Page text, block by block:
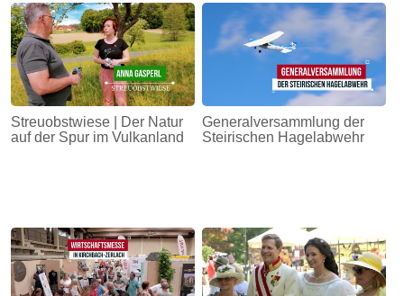
Streuobstwiese | Der Natur
auf der Spur im Vulkanland
Generalversammlung der
Steirischen Hagelabwehr